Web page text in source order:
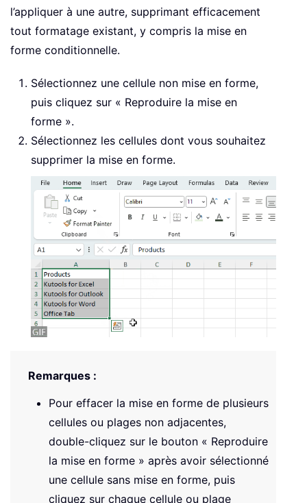
l’appliquer à une autre, supprimant efficacement
tout formatage existant, y compris la mise en
forme conditionnelle.
Sélectionnez une cellule non mise en forme,
puis cliquez sur « Reproduire la mise en
forme ».
Sélectionnez les cellules dont vous souhaitez
supprimer la mise en forme.
Remarques :
Pour effacer la mise en forme de plusieurs
cellules ou plages non adjacentes,
double-cliquez sur le bouton « Reproduire
la mise en forme » après avoir sélectionné
une cellule sans mise en forme, puis
cliquez sur chaque cellule ou plage